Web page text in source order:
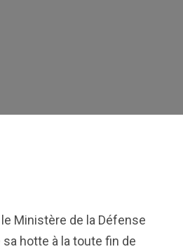
le Ministère de la Défense
hotte à la toute fin de